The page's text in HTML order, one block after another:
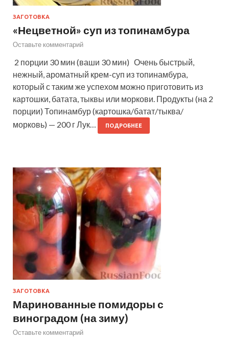
ЗАГОТОВКА
«Нецветной» суп из топинамбура
Оставьте комментарий
2 порции 30 мин (ваши 30 мин) Очень быстрый,
нежный, ароматный крем-суп из топинамбура,
который с таким же успехом можно приготовить из
картошки, батата, тыквы или моркови. Продукты (на 2
порции) Топинамбур (картошка/батат/тыква/
морковь) — 200 г Лук…
ПОДРОБНЕЕ
ЗАГОТОВКА
Маринованные помидоры с
виноградом (на зиму)
Оставьте комментарий